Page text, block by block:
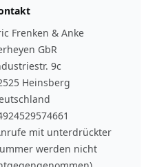
Frenken & Anke
GbR
9c
Heinsberg
mit unterdrückter
werden nicht